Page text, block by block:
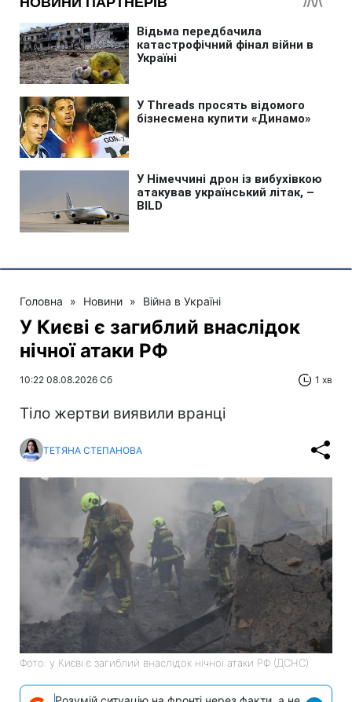
Головна » Новини » Війна в Україні
У Києві є загиблий внаслідок
нічної атаки РФ
10:22 08.08.2026 Сб 1 хв
Тіло жертви виявили вранці
ТЕТЯНА СТЕПАНОВА
Фото: у Києві є загиблий внаслідок нічної атаки РФ (ДСНС)